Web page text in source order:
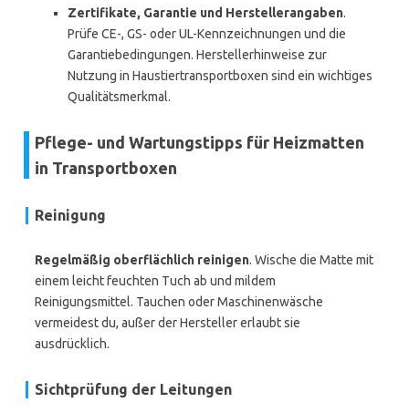
Zertifikate, Garantie und Herstellerangaben.
Prüfe CE-, GS- oder UL-Kennzeichnungen und die
Garantiebedingungen. Herstellerhinweise zur
Nutzung in Haustiertransportboxen sind ein wichtiges
Qualitätsmerkmal.
Pflege- und Wartungstipps für Heizmatten
in Transportboxen
Reinigung
Regelmäßig oberflächlich reinigen. Wische die Matte mit
einem leicht feuchten Tuch ab und mildem
Reinigungsmittel. Tauchen oder Maschinenwäsche
vermeidest du, außer der Hersteller erlaubt sie
ausdrücklich.
Sichtprüfung der Leitungen